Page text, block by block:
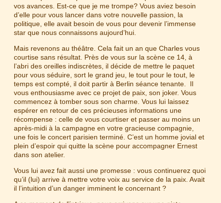
vos avances. Est-ce que je me trompe? Vous aviez besoin
d’elle pour vous lancer dans votre nouvelle passion, la
politique, elle avait besoin de vous pour devenir l’immense
star que nous connaissons aujourd’hui.
Mais revenons au théâtre. Cela fait un an que Charles vous
courtise sans résultat. Près de vous sur la scène ce 14, à
l’abri des oreilles indiscrètes, il décide de mettre le paquet
pour vous séduire, sort le grand jeu, le tout pour le tout, le
temps est compté, il doit partir à Berlin séance tenante. Il
vous enthousiasme avec ce projet de paix, son joker. Vous
commencez à tomber sous son charme. Vous lui laissez
espérer en retour de ces précieuses informations une
récompense : celle de vous courtiser et passer au moins un
après-midi à la campagne en votre gracieuse compagnie,
une fois le concert parisien terminé. C’est un homme jovial et
plein d’espoir qui quitte la scène pour accompagner Ernest
dans son atelier.
Vous lui avez fait aussi une promesse : vous continuerez quoi
qu’il (lui) arrive à mettre votre voix au service de la paix. Avait
il l’intuition d’un danger imminent le concernant ?